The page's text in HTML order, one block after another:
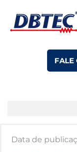
FALE
Data de